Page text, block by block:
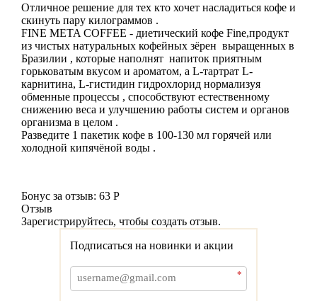
Отличное решение для тех кто хочет насладиться кофе и
скинуть пару килограммов .
FINE META COFFEE - диетический кофе Fine,продукт
из чистых натуральных кофейных зёрен выращенных в
Бразилии , которые наполнят напиток приятным
горьковатым вкусом и ароматом, а L-тартрат L-
карнитина, L-гистидин гидрохлорид нормализуя
обменные процессы , способствуют естественному
снижению веса и улучшению работы систем и органов
организма в целом .
Разведите 1 пакетик кофе в 100-130 мл горячей или
холодной кипячёной воды .
Бонус за отзыв: 63 Р
Отзыв
Зарегистрируйтесь, чтобы создать отзыв.
Подписаться на новинки и акции
*